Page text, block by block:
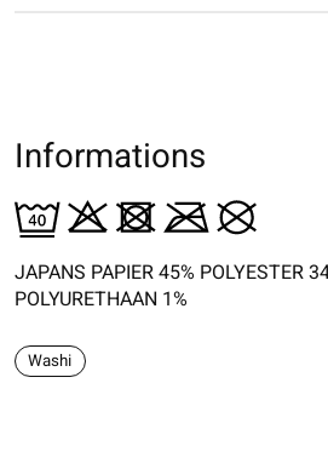
Informations
JAPANS PAPIER 45% POLYESTER
POLYURETHAAN 1%
Washi